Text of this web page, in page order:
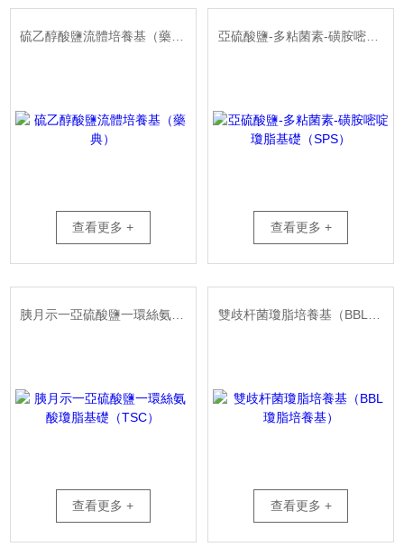
查看更多 +
亞硫酸鹽-多粘菌素-磺胺嘧啶瓊脂基礎（SPS）
查看更多 +
查看更多 + 查看更多 +